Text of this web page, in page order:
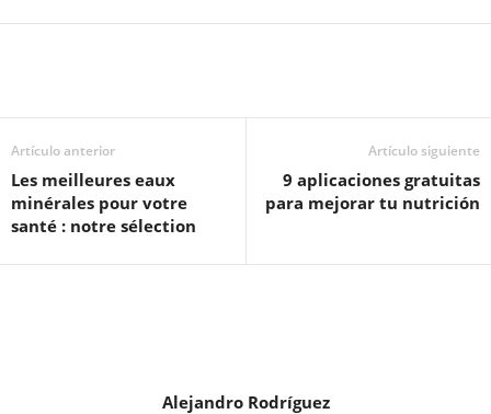
Artículo anterior
Les meilleures eaux
minérales pour votre
santé : notre sélection
Artículo siguiente
9 aplicaciones gratuitas
para mejorar tu nutrición
Alejandro Rodríguez